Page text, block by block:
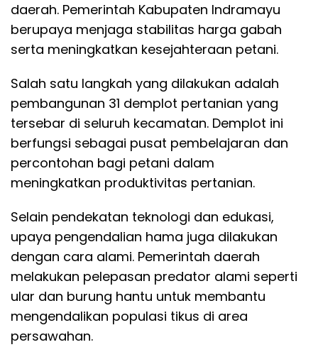
daerah. Pemerintah Kabupaten Indramayu
berupaya menjaga stabilitas harga gabah
serta meningkatkan kesejahteraan petani.
Salah satu langkah yang dilakukan adalah
pembangunan 31 demplot pertanian yang
tersebar di seluruh kecamatan. Demplot ini
berfungsi sebagai pusat pembelajaran dan
percontohan bagi petani dalam
meningkatkan produktivitas pertanian.
Selain pendekatan teknologi dan edukasi,
upaya pengendalian hama juga dilakukan
dengan cara alami. Pemerintah daerah
melakukan pelepasan predator alami seperti
ular dan burung hantu untuk membantu
mengendalikan populasi tikus di area
persawahan.